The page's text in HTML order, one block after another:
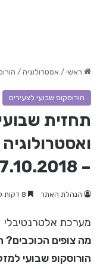
ראשי / אסטרולוגיה /
הורוסקופ שבועי לצעירים
תחזית
– 07.10.2018
הנהלת האתר
מערכת אלטרנטיבלי
מה צופים הכוכבים?
הורוסקופ שבועי